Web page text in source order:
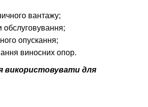
вантажу;
опускання;
виносних опор.
використовувати для